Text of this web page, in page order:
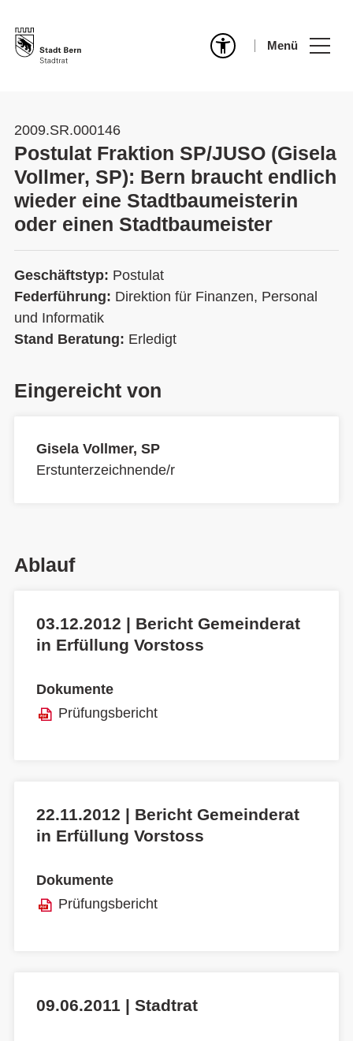
Menü
2009.SR.000146
Postulat Fraktion SP/JUSO (Gisela
Vollmer, SP): Bern braucht endlich
wieder eine Stadtbaumeisterin
oder einen Stadtbaumeister
Geschäftstyp: Postulat
Federführung: Direktion für Finanzen, Personal
und Informatik
Stand Beratung: Erledigt
Eingereicht von
Gisela Vollmer, SP
Erstunterzeichnende/r
Ablauf
03.12.2012 | Bericht Gemeinderat
in Erfüllung Vorstoss
Dokumente
Prüfungsbericht
22.11.2012 | Bericht Gemeinderat
in Erfüllung Vorstoss
Dokumente
Prüfungsbericht
09.06.2011 | Stadtrat